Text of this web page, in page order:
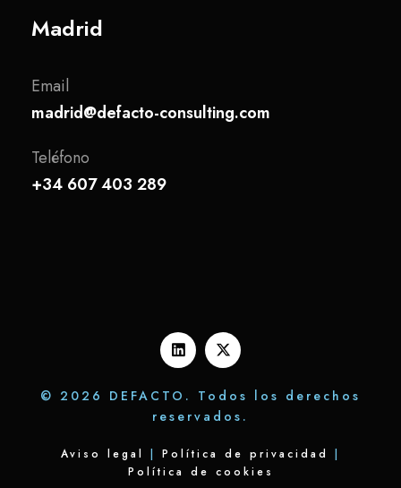
Madrid
Email
madrid@defacto-consulting.com
Teléfono
+34 607 403 289
© 2026 DEFACTO. Todos los derechos
reservados.
Aviso legal | Política de privacidad
|
Política de cookies